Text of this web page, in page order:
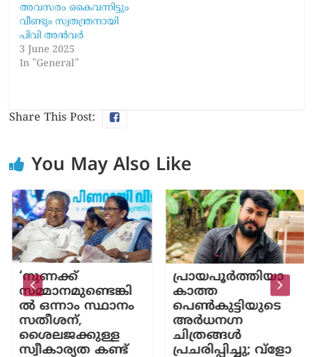
അവസരം കൈവന്നിട്ടും
വീണ്ടും സ്വതന്ത്രനായി
പിവി അൻവർ‌
3 June 2025
In "General"
Share This Post:
You May Also Like
‘നുണക്ക്
സമ്മാനമുണ്ടെങ്കി
ൽ ഒന്നാം സ്ഥാനം
സതീശന്,
ശൈലജക്കുള്ള
സ്വീകാര്യത കണ്ട്
പ്രായപൂർത്തിയാ
കാത്ത
പെൺകുട്ടിയുടെ
അർധനഗ്ന
ചിത്രങ്ങൾ
പ്രചരിപ്പിച്ചു; വ്ളോ​